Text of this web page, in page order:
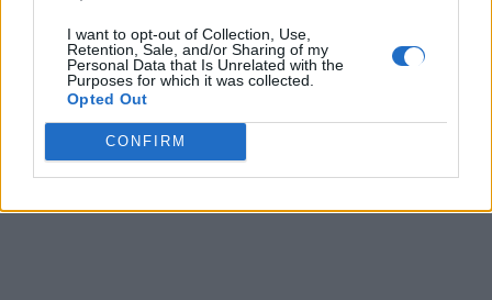
I want to opt-out of Collection, Use,
Retention, Sale, and/or Sharing of my
Personal Data that Is Unrelated with the
Purposes for which it was collected.
Opted Out
CONFIRM
7 Αυγούστου, 2026
TRENDING
#MARFIN #ΕΜΠΡΗΣΤΙΚΗ ΕΠΙΘΕΣΗ